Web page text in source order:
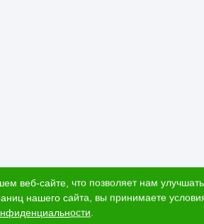
веб-сайте, что позволяет нам
нашего сайта, вы принимаете
.